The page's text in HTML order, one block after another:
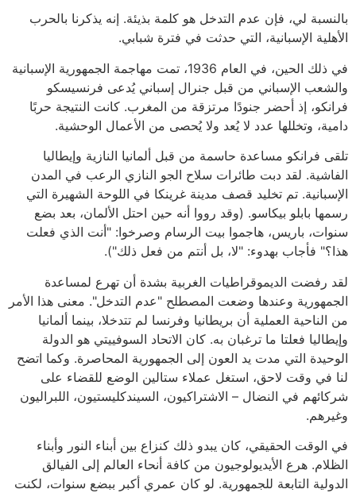
بالنسبة لي، فإن عدم التدخل هو كلمة بذيئة. إنه يذكرنا بالحرب
الأهلية الإسبانية، التي حدثت في فترة شبابي.
في ذلك الحين، في العام 1936، تمت مهاجمة الجمهورية الإسبانية
والشعب الإسباني من قبل جنرال إسباني يُدعى فرنسيسكو
فرانكو، إذ أحضر جنودًا مرتزقة من المغرب. كانت النتيجة حربًا
دامية، وتخللها عدد لا يُعد ولا يُحصى من الأعمال الوحشية.
تلقى فرانكو مساعدة حاسمة من قبل ألمانيا النازية وإيطاليا
الفاشية. لقد دبت طائرات سلاح الجو النازي الرعب في المدن
الإسبانية. تم تخليد قصف مدينة غرينكا في اللوحة الشهيرة التي
رسمها بابلو بيكاسو. (وقد رووا أنه حين احتل الألمان، بعد بضع
سنوات، باريس، هاجموا بيت الرسام وصرخوا: "أنت الذي فعلت
هذا؟" فأجاب بهدوء: "لا، بل أنتم من فعل ذلك").
لقد رفضت الديموقراطيات الغربية بشدة أن تهرع لمساعدة
الجمهورية وعندها وضعت المصطلح "عدم التدخل". معنى هذا الأمر
من الناحية العملية أن بريطانيا وفرنسا لم تتدخلا، بينما ألمانيا
وإيطاليا فعلتا ما ترغبان به. كان الاتحاد السوفييتي هو الدولة
الوحيدة التي مدت يد العون إلى الجمهورية المحاصرة. وكما اتضح
لنا في وقت لاحق، استغل عملاء ستالين الوضع للقضاء على
شركائهم في النضال – الاشتراكيون، السيندكليستيون، اللبراليون
وغيرهم.
في الوقت الحقيقي، كان يبدو ذلك كنزاع بين أبناء النور وأبناء
الظلام. هرع الأيديولوجيون من كافة أنحاء العالم إلى الفيالق
الدولية التابعة للجمهورية. لو كان عمري أكبر ببضع سنوات، لكنت